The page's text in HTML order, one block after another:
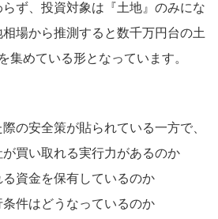
ず、投資対象は『土地』のみにな
場から推測すると数千万円台の土
集めている形となっています。
の安全策が貼られている一方で、
が買い取れる実行力があるのか
る資金を保有しているのか
条件はどうなっているのか